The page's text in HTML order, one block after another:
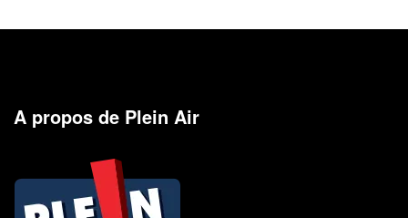
A propos de Plein Air